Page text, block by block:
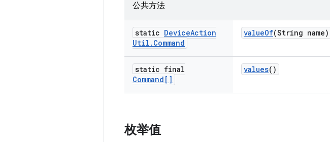
公共方法
static DeviceAction
Util . Command
valueOf(String name)
static final
Command[]
values()
枚举值